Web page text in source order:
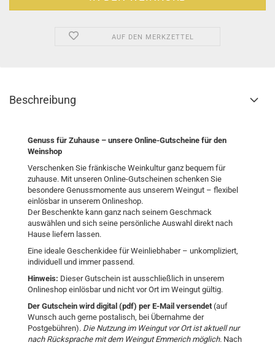
AUF DEN MERKZETTEL
Beschreibung
Genuss für Zuhause – unsere Online-Gutscheine für den
Weinshop
Verschenken Sie fränkische Weinkultur ganz bequem für
zuhause. Mit unseren Online-Gutscheinen schenken Sie
besondere Genussmomente aus unserem Weingut – flexibel
einlösbar in unserem Onlineshop.
Der Beschenkte kann ganz nach seinem Geschmack
auswählen und sich seine persönliche Auswahl direkt nach
Hause liefern lassen.
Eine ideale Geschenkidee für Weinliebhaber – unkompliziert,
individuell und immer passend.
Hinweis: Dieser Gutschein ist ausschließlich in unserem
Onlineshop einlösbar und nicht vor Ort im Weingut gültig.
Der Gutschein wird digital (pdf) per E-Mail versendet(auf
Wunsch auch gerne postalisch, bei Übernahme der
Postgebühren). Die Nutzung im Weingut vor Ort ist aktuell nur
nach Rücksprache mit dem Weingut Emmerich möglich. Nach